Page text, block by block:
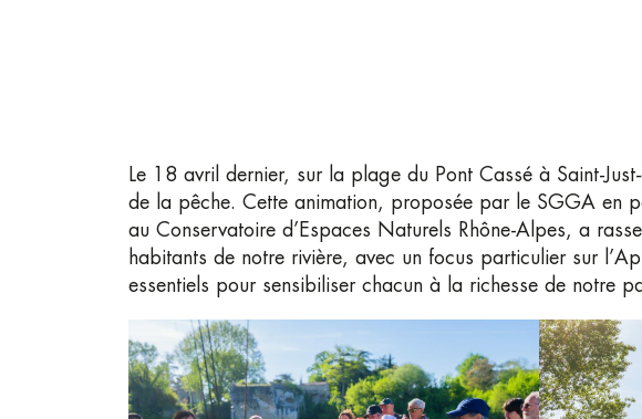
Le 18 avril dernier, sur la plage du Pont Cassé à Saint-
de la pêche. Cette animation, proposée par le SGGA en
au Conservatoire d’Espaces Naturels Rhône-Alpes, a
habitants de notre rivière, avec un focus particulier sur
essentiels pour sensibiliser chacun à la richesse de notre